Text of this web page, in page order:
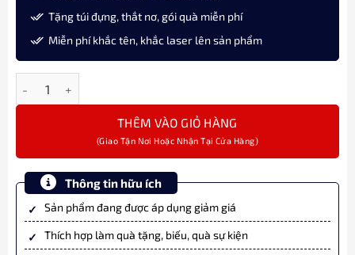
Tặng túi đựng, thắt nơ, gói quà miễn phí
Miễn phí khắc tên, khắc laser lên sản phẩm
THÊM VÀO GIỎ HÀNG
Thông tin hữu ích
Sản phẩm đang được áp dụng giảm giá
Thích hợp làm quà tặng, biếu, quà sự kiện